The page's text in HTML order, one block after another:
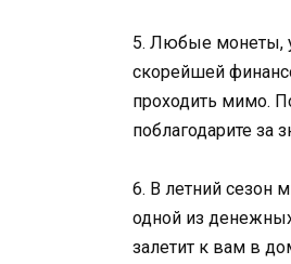
5. Любые монеты,
скорейшей
проходить мимо.
поблагодарите за
6. В летний сезон
одной из денежных
залетит к вам в